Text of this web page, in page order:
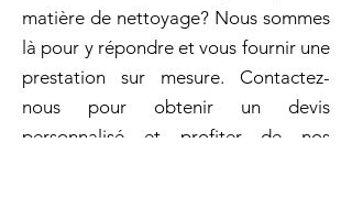
matière de nettoyage? Nous sommes
là pour y répondre et vous fournir une
prestation sur mesure. Contactez-
nous pour obtenir un devis
personnalisé et profiter de nos